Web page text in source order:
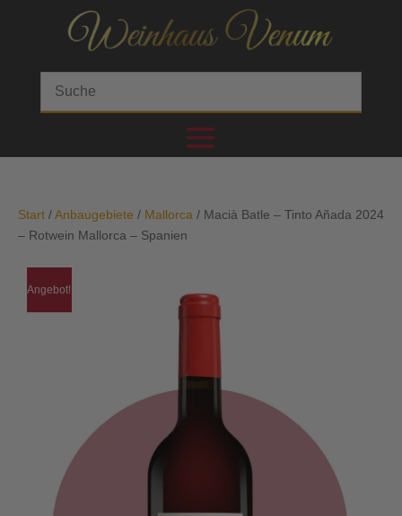
Start/Anbaugebiete / Mallorca / Macià Batle – Tinto Añada 2024
– Rotwein Mallorca – Spanien
Angebot!